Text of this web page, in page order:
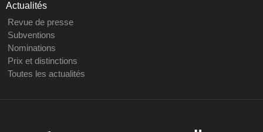
Actualités
Revue de presse
Subventions
Nominations
Prix et distinctions
Toutes les actualités